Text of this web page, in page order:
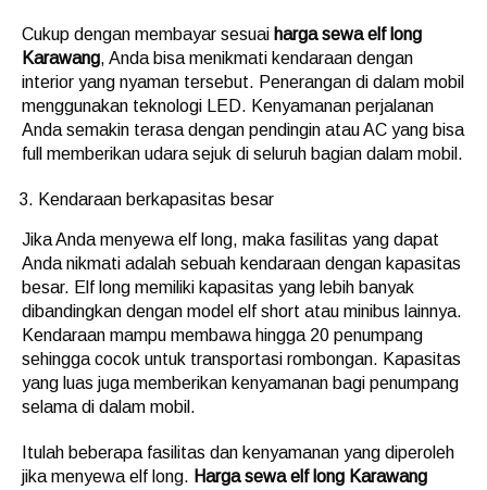
Cukup dengan membayar sesuai harga sewa elf long
Karawang, Anda bisa menikmati kendaraan dengan
interior yang nyaman tersebut. Penerangan di dalam mobil
menggunakan teknologi LED. Kenyamanan perjalanan
Anda semakin terasa dengan pendingin atau AC yang bisa
full memberikan udara sejuk di seluruh bagian dalam mobil.
Kendaraan berkapasitas besar
Jika Anda menyewa elf long, maka fasilitas yang dapat
Anda nikmati adalah sebuah kendaraan dengan kapasitas
besar. Elf long memiliki kapasitas yang lebih banyak
dibandingkan dengan model elf short atau minibus lainnya.
Kendaraan mampu membawa hingga 20 penumpang
sehingga cocok untuk transportasi rombongan. Kapasitas
yang luas juga memberikan kenyamanan bagi penumpang
selama di dalam mobil.
Itulah beberapa fasilitas dan kenyamanan yang diperoleh
jika menyewa elf long. Harga sewa elf long Karawang